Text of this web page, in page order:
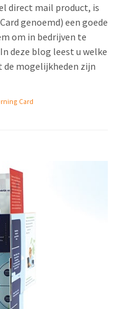
direct mail product, is
genoemd) een goede
om in bedrijven te
deze blog leest u welke
de mogelijkheden zijn
Card